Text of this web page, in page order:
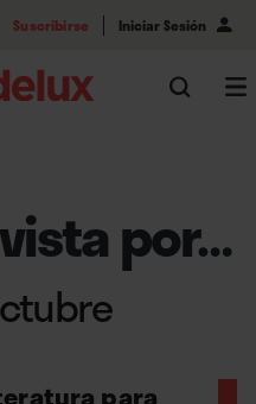
Suscribirse Iniciar Sesión
por…
para